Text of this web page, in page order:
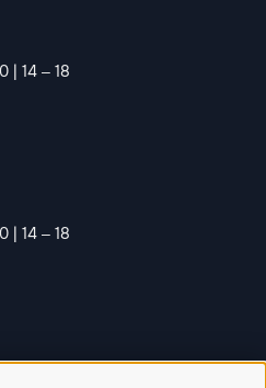
| 14 – 18
| 14 – 18